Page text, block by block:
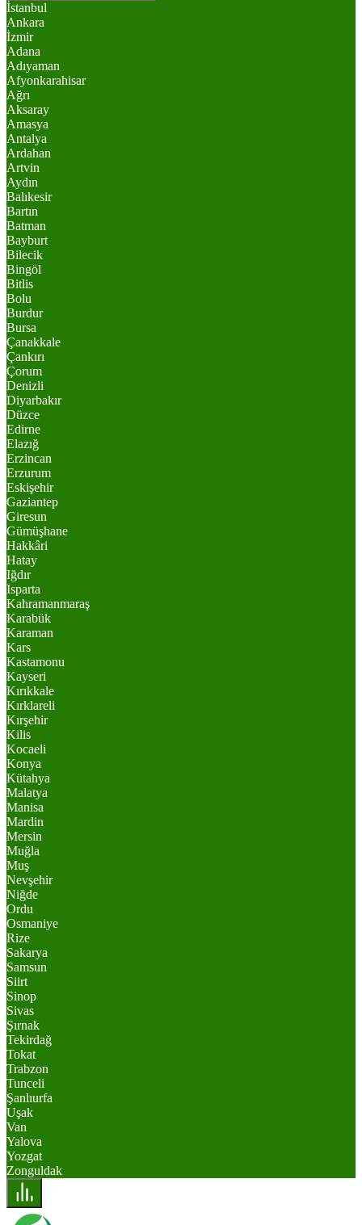
İstanbul
Ankara
İzmir
Adana
Adıyaman
Afyonkarahisar
Ağrı
Aksaray
Amasya
Antalya
Ardahan
Artvin
Aydın
Balıkesir
Bartın
Batman
Bayburt
Bilecik
Bingöl
Bitlis
Bolu
Burdur
Bursa
Çanakkale
Çankırı
Çorum
Denizli
Diyarbakır
Düzce
Edirne
Elazığ
Erzincan
Erzurum
Eskişehir
Gaziantep
Giresun
Gümüşhane
Hakkâri
Hatay
Iğdır
Isparta
Kahramanmaraş
Karabük
Karaman
Kars
Kastamonu
Kayseri
Kırıkkale
Kırklareli
Kırşehir
Kilis
Kocaeli
Konya
Kütahya
Malatya
Manisa
Mardin
Mersin
Muğla
Muş
Nevşehir
Niğde
Ordu
Osmaniye
Rize
Sakarya
Samsun
Siirt
Sinop
Sivas
Şırnak
Tekirdağ
Tokat
Trabzon
Tunceli
Şanlıurfa
Uşak
Van
Yalova
Yozgat
Zonguldak